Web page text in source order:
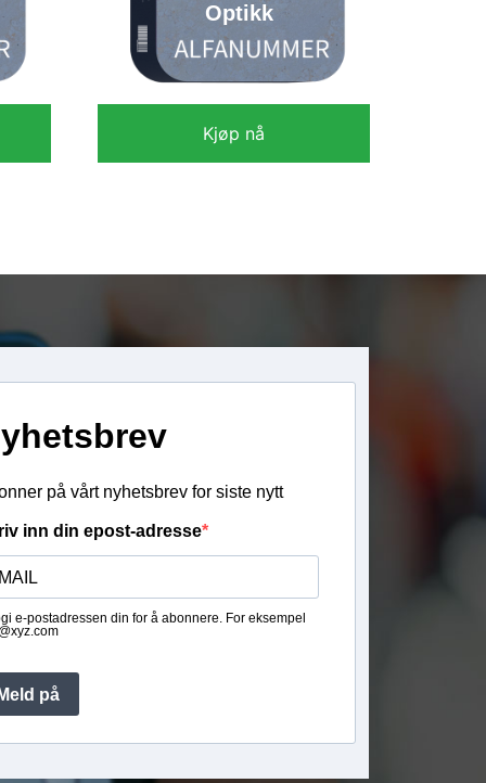
Optikk
Kjøp nå
på vårt nyhetsbrev for siste nytt
inn din epost-adresse
e-postadressen din for å abonnere. For eksempel
Meld på